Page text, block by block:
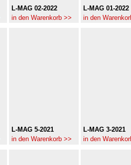
L-MAG 02-2022
in den Warenkorb >>
L-MAG 01-2022
in den
L-MAG 5-2021
in den Warenkorb >>
L-MAG 3-2021
in den